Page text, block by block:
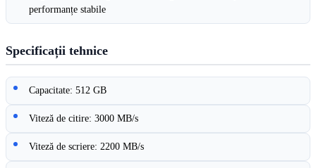
performanțe stabile
Specificații tehnice
Capacitate: 512 GB
Viteză de citire: 3000 MB/s
Viteză de scriere: 2200 MB/s